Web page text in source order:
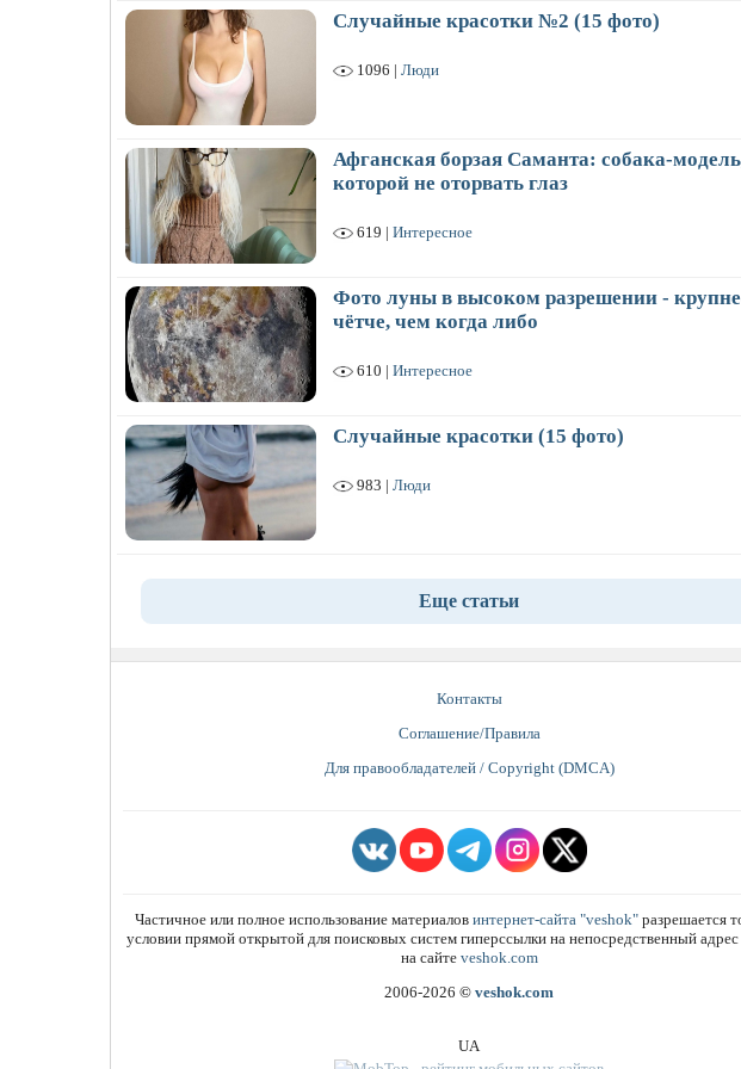
Случайные красотки №2 (15 фото)
1096 | Люди
Афганская борзая Саманта: собака-
которой не оторвать глаз
619 | Интересное
Фото луны в высоком разрешении -
чётче, чем когда либо
610 | Интересное
Случайные красотки (15 фото)
983 | Люди
Еще статьи
Контакты
Соглашение/Правила
Для правообладателей / Copyright (DMCA)
Частичное или полное использование материалов интернет-сайта "veshok" разрешается
условии прямой открытой для поисковых систем гиперссылки на непосредственный адрес
на сайте veshok.com
2006-2026 © veshok.com
UA